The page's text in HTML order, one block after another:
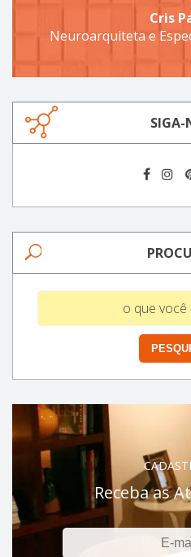
Cris
Neuroarquiteta e
SIGA-
Receba as